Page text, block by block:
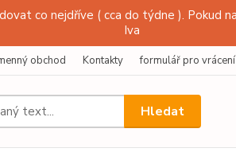
co nejdříve ( cca do týdne ). Pokud
Iva
obchod Kontakty formulář pro
Hledat